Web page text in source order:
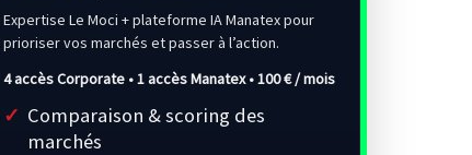
Expertise Le Moci + plateforme IA Manatex pour
prioriser vos marchés et passer à l’action.
4 accès Corporate • 1 accès Manatex •100 € / mois
Comparaison & scoring des
marchés